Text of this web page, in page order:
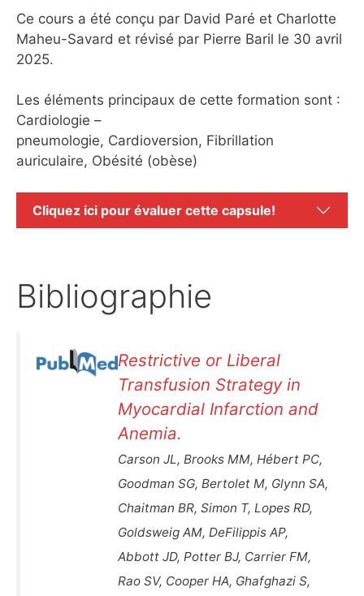
Ce cours a été conçu par David Paré et Charlotte
Maheu-Savard et révisé par Pierre Baril le 30 avril
2025.
Les éléments principaux de cette formation sont :
Cardiologie –
pneumologie, Cardioversion, Fibrillation
auriculaire, Obésité (obèse)
Cliquez ici pour évaluer cette capsule!
Bibliographie
Restrictive or Liberal
Transfusion Strategy in
Myocardial Infarction and
Anemia.
Carson JL, Brooks MM, Hébert PC,
Goodman SG, Bertolet M, Glynn SA,
Chaitman BR, Simon T, Lopes RD,
Goldsweig AM, DeFilippis AP,
Abbott JD, Potter BJ, Carrier FM,
Rao SV, Cooper HA, Ghafghazi S,